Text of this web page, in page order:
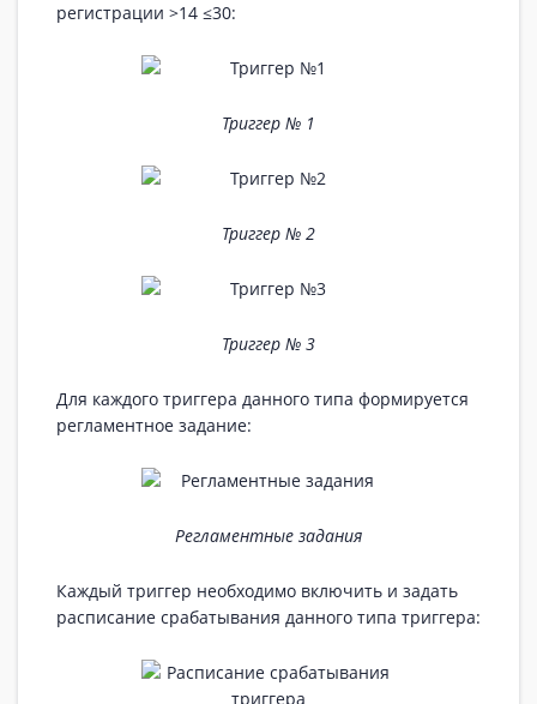
регистрации >14 ≤30:
Триггер № 1
Триггер № 2
Триггер № 3
Для каждого триггера данного типа формируется
регламентное задание:
Регламентные задания
Каждый триггер необходимо включить и задать
расписание срабатывания данного типа триггера: